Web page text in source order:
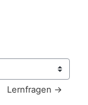
Lernfragen →